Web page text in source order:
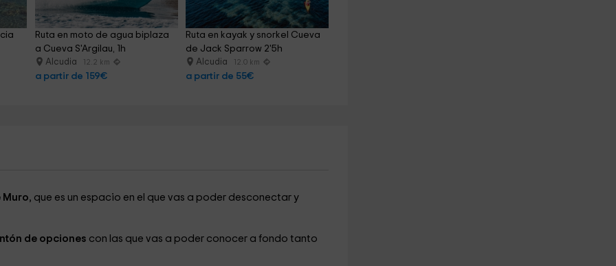
Ruta en moto de agua biplaza
a Cueva S'Argilau, 1h
Alcudia 12.2 km
a partir de 159€
Ruta en kayak y snorkel Cueva
de Jack Sparrow 2'5h
Alcudia 12.0 km
a partir de 55€
Muro, que es un espacio en el que vas a poder desconectar y
de opciones con las que vas a poder conocer a fondo tanto